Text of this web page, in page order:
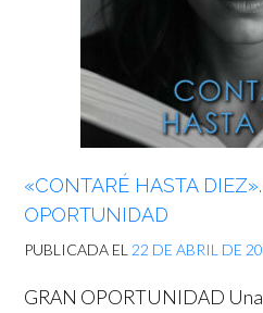
«CONTARÉ HASTA
OPORTUNIDAD
PUBLICADA EL 22 DE ABRIL DE
GRAN OPORTUNIDAD